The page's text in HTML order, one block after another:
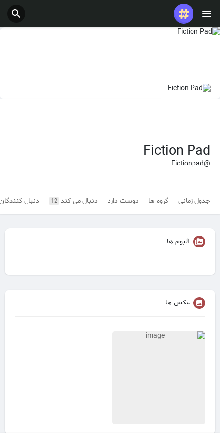
شغل ها
Fiction Pad
@Fictionpad
جدول زمانی گروه ها دوست دارد دنبال می کند 12 دنبال
آلبوم ها
عکس ها